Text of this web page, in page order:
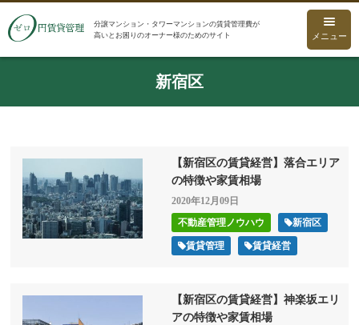
メニュー
分譲マンション・タワーマンションの賃貸管理費が
高いとお困りのオーナー様のためのサイト
新宿区
【新宿区の賃貸経営】落合エリア
の特徴や家賃相場
2020年12月09日
不動産管理ノウハウ
新宿区
賃貸管理 賃貸経営
【新宿区の賃貸経営】神楽坂エリ
アの特徴や家賃相場